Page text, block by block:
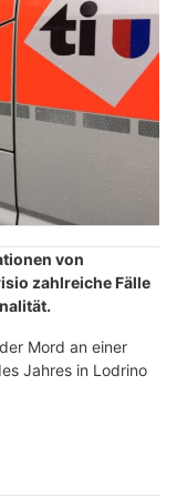
von
zahlreiche Fälle
Mord an einer
Jahres in Lodrino